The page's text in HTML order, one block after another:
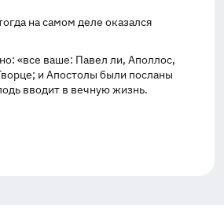
на самом деле оказался
«все ваше: Павел ли, Аполлос,
и Апостолы были посланы
вводит в вечную жизнь.